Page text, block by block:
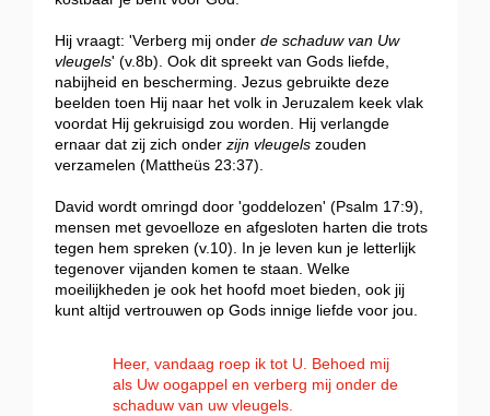
Hij vraagt: 'Verberg mij onder de schaduw van Uw
vleugels' (v.8b). Ook dit spreekt van Gods liefde,
nabijheid en bescherming. Jezus gebruikte deze
beelden toen Hij naar het volk in Jeruzalem keek vlak
voordat Hij gekruisigd zou worden. Hij verlangde
ernaar dat zij zich onder zijn vleugels zouden
verzamelen (Mattheüs 23:37).
David wordt omringd door 'goddelozen' (Psalm 17:9),
mensen met gevoelloze en afgesloten harten die trots
tegen hem spreken (v.10). In je leven kun je letterlijk
tegenover vijanden komen te staan. Welke
moeilijkheden je ook het hoofd moet bieden, ook jij
kunt altijd vertrouwen op Gods innige liefde voor jou.
Heer, vandaag roep ik tot U. Behoed mij
als Uw oogappel en verberg mij onder de
schaduw van uw vleugels.